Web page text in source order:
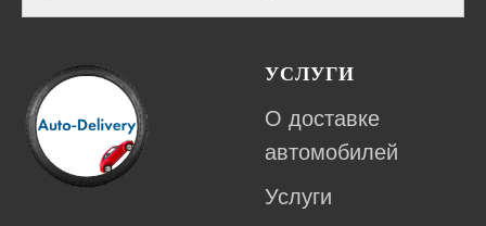
УСЛУГИ
О доставке
автомобилей
Услуги